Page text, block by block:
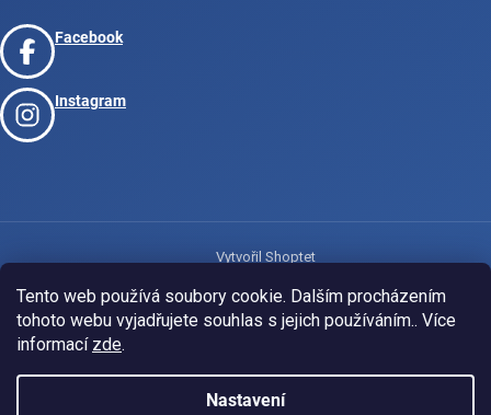
Tento web používá soubory cookie. Dalším procházením
tohoto webu vyjadřujete souhlas s jejich používáním.. Více
informací zde.
Nastavení
Facebook
Instagram
Vytvořil Shoptet
Copyright 2026www.josport.cz. Všechna práva vyhrazena.